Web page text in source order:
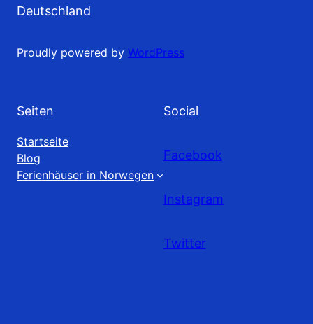
Deutschland
Proudly powered by WordPress
Seiten
Startseite
Blog
Ferienhäuser in Norwegen
Social
Facebook
Instagram
Twitter